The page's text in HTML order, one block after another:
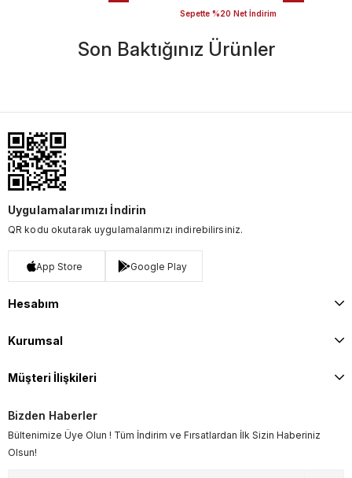
Sepette %20 Net İndirim
Son Baktığınız Ürünler
Uygulamalarımızı İndirin
QR kodu okutarak uygulamalarımızı indirebilirsiniz.
App Store Google Play
Hesabım
Kurumsal
Müşteri İlişkileri
Bizden Haberler
Bültenimize Üye Olun ! Tüm İndirim ve Fırsatlardan İlk Sizin Haberiniz
Olsun!